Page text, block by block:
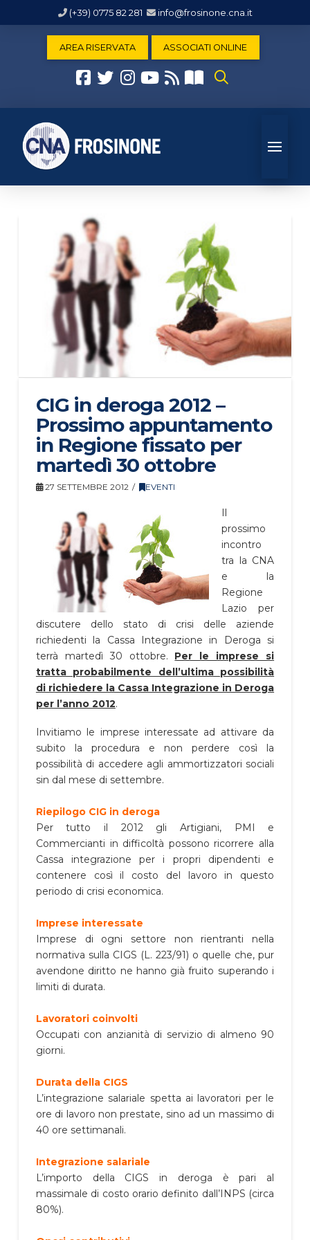
(+39) 0775 82 281 info@frosinone.cna.it
AREA RISERVATA ASSOCIATI ONLINE
CIG in deroga 2012 –
Prossimo appuntamento
in Regione fissato per
martedì 30 ottobre
27 SETTEMBRE 2012 EVENTI
Il
prossimo
incontro
tra la CNA
e la
Regione
Lazio per
discutere dello stato di crisi delle aziende
richiedenti la Cassa Integrazione in Deroga si
terrà martedì 30 ottobre. Per le imprese si
tratta probabilmente dell’ultima possibilità
di richiedere la Cassa Integrazione in Deroga
per l’anno 2012.
Invitiamo le imprese interessate ad attivare da
subito la procedura e non perdere così la
possibilità di accedere agli ammortizzatori sociali
sin dal mese di settembre.
Riepilogo CIG in deroga
Per tutto il 2012 gli Artigiani, PMI e
Commercianti in difficoltà possono ricorrere alla
Cassa integrazione per i propri dipendenti e
contenere così il costo del lavoro in questo
periodo di crisi economica.
Imprese interessate
Imprese di ogni settore non rientranti nella
normativa sulla CIGS (L. 223/91) o quelle che, pur
avendone diritto ne hanno già fruito superando i
limiti di durata.
Lavoratori coinvolti
Occupati con anzianità di servizio di almeno 90
giorni.
Durata della CIGS
L’integrazione salariale spetta ai lavoratori per le
ore di lavoro non prestate, sino ad un massimo di
40 ore settimanali.
Integrazione salariale
L’importo della CIGS in deroga è pari al
massimale di costo orario definito dall’INPS (circa
80%).